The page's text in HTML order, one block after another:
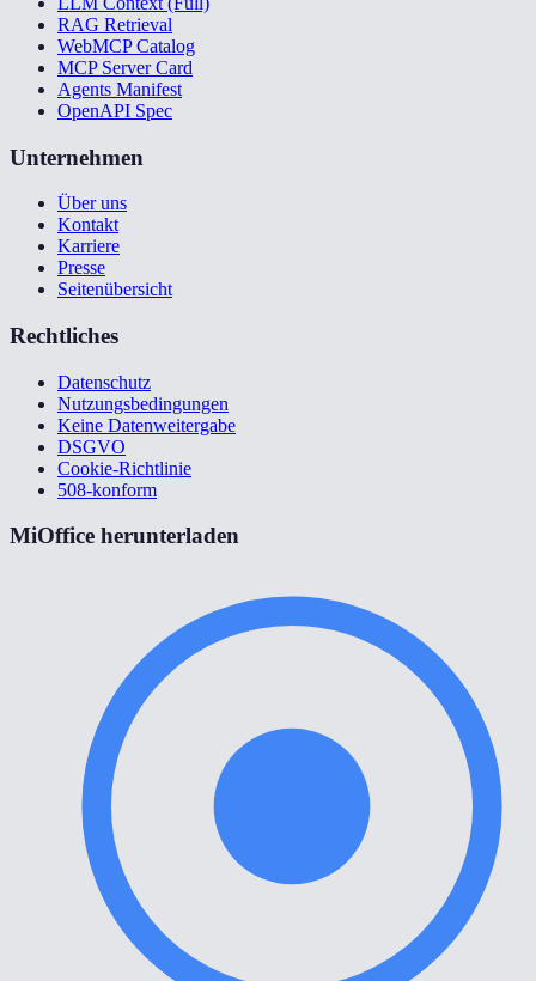
RAG Retrieval
WebMCP Catalog
MCP Server Card
Agents Manifest
OpenAPI Spec
Unternehmen
Über uns
Kontakt
Karriere
Presse
Seitenübersicht
Rechtliches
Datenschutz
Nutzungsbedingungen
Keine Datenweitergabe
DSGVO
Cookie-Richtlinie
508-konform
MiOffice herunterladen